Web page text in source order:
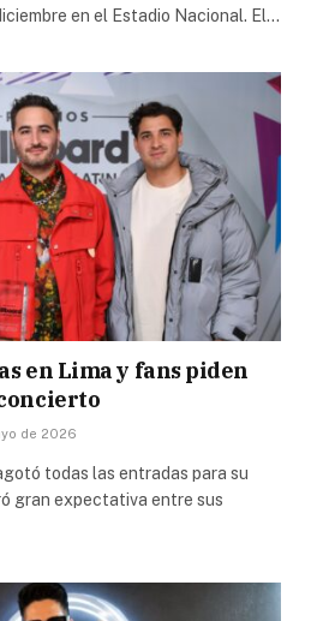
en el Estadio Nacional. El…
en Lima y fans piden
de 2026
todas las entradas para su
gran expectativa entre sus